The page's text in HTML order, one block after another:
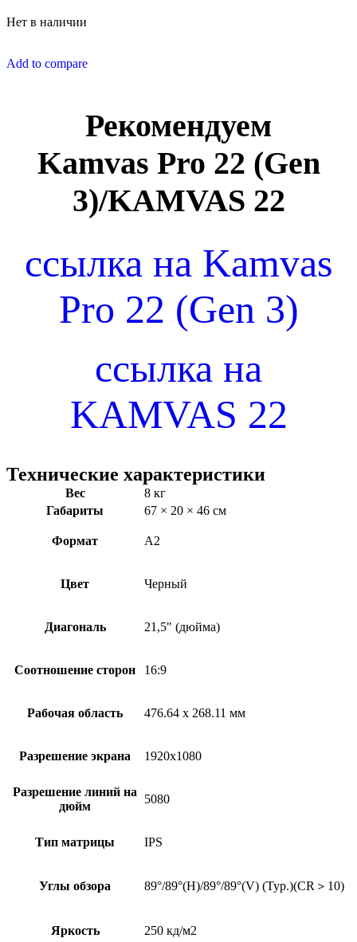
Нет в наличии
Add to compare
Рекомендуем
Kamvas Pro 22 (Gen
3)/KAMVAS 22
ссылка на Kamvas
Pro 22 (Gen 3)
ссылка на
KAMVAS 22
Технические характеристики
Вес
8 кг
Габариты
67 × 20 × 46 см
Формат А2
Цвет Черный
Диагональ 21,5" (дюйма)
Соотношение сторон 16:9
Рабочая область 476.64 x 268.11 мм
Разрешение экрана 1920х1080
Разрешение линий на
дюйм
5080
Тип матрицы IPS
Углы обзора 89°/89°(H)/89°/89°(V) (Typ.)(CR＞10)
Яркость 250 кд/м2